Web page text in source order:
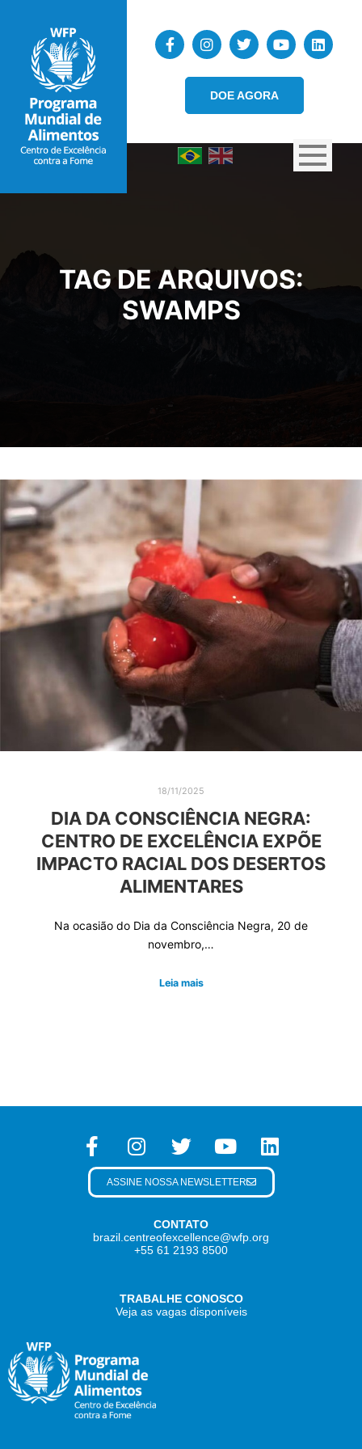
DOE AGORA
TAG DE ARQUIVOS:
SWAMPS
18/11/2025
DIA DA CONSCIÊNCIA NEGRA:
CENTRO DE EXCELÊNCIA EXPÕE
IMPACTO RACIAL DOS DESERTOS
ALIMENTARES
Na ocasião do Dia da Consciência Negra, 20 de
novembro,…
Leia mais
CONTATO
brazil.centreofexcellence@wfp.org
+55 61 2193 8500
TRABALHE CONOSCO
Veja as vagas disponíveis
ASSINE NOSSA NEWSLETTER